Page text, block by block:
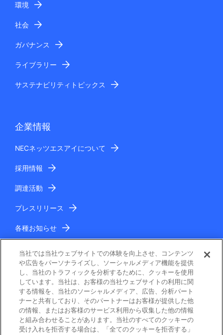
環境
社会
ガバナンス
ライブラリー
サステナビリティトピックス
企業情報
NECネッツエスアイについて
採用情報
調達活動
プレスリリース
各種お知らせ
電子公告
当社では当社ウェブサイトでの体験を向上させ、コンテンツ
や広告をパーソナライズし、ソーシャルメディア機能を提供
し、当社のトラフィックを分析するために、クッキーを使用
しています。当社は、お客様の当社ウェブサイトの利用に関
する情報を、当社のソーシャルメディア、広告、分析パート
ナーと共有しており、そのパートナーはお客様が提供した他
の情報、またはお客様のサービス利用から収集した他の情報
と組み合わせることがあります。当社のすべてのクッキーの
受け入れを拒否する場合は、「全てのクッキーを拒否する」